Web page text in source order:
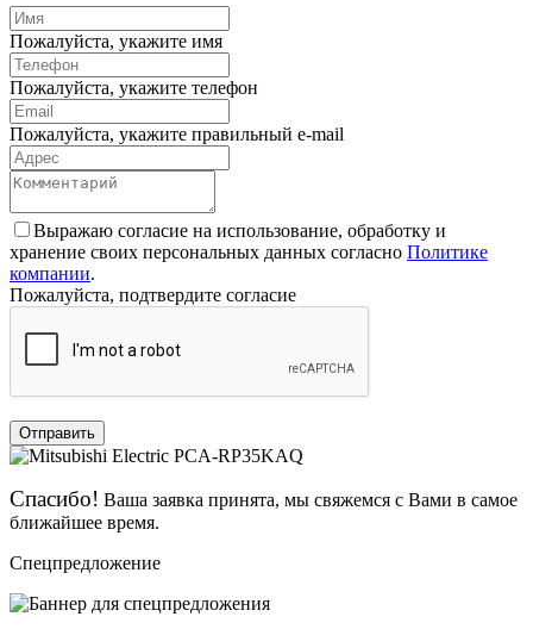
Пожалуйста, укажите имя
Пожалуйста, укажите телефон
Пожалуйста, укажите правильный e-mail
Выражаю согласие на использование, обработку и
хранение своих персональных данных согласно Политике
компании.
Пожалуйста, подтвердите согласие
Отправить
Спасибо! Ваша заявка принята, мы свяжемся с Вами в самое
ближайшее время.
Спецпредложение